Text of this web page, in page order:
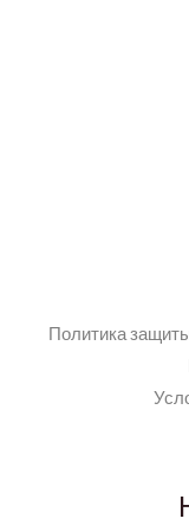
Политика